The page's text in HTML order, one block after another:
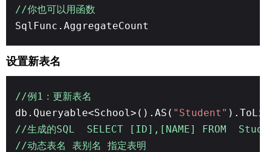
//你也可以用函数
SqlFunc.AggregateCount
设置新表名
//例1：更新表名
db.Queryable<School>().AS( "Student"
//生成的SQL SELECT [ID],[NAME] FROM
//动态表名 表别名 指定表明